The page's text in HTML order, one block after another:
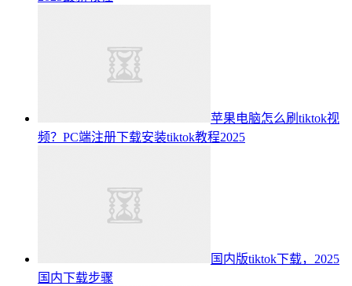
苹果电脑怎么刷tiktok视
频？PC端注册下载安装tiktok教程2025
国内版tiktok下载，2025
国内下载步骤